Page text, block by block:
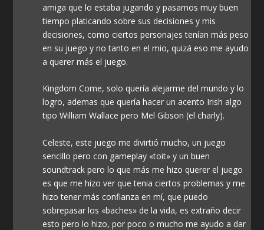
amiga que lo estaba jugando y pasamos muy buen
tiempo platicando sobre sus decisiones y mis
decisiones, como ciertos personajes tenían más peso
en su juego y no tanto en el mio, quizá eso me ayudo
a querer más el juego.
Kingdom Come, solo quería alejarme del mundo y lo
logro, ademas que quería hacer un acento Irish algo
tipo William Wallace pero Mel Gibson (el charly).
Celeste, este juego me divirtió mucho, un juego
sencillo pero con gameplay «toit» y un buen
soundtrack pero lo que más me hizo querer el juego
es que me hizo ver que tenia ciertos problemas y me
hizo tener más confianza en mí, que puedo
sobrepasar los «baches» de la vida, es extraño decir
esto pero lo hizo, por poco o mucho me ayudo a dar